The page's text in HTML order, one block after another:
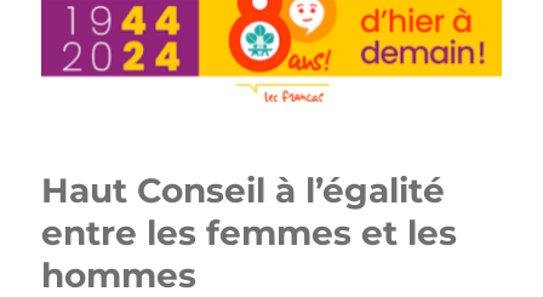
Haut Conseil à l’égalité
entre les femmes et les
hommes